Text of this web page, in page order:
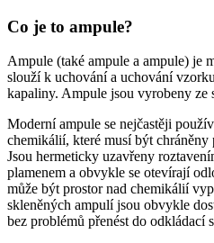
Co je to ampule?
Ampule (také ampule a ampule) je
slouží k uchování a uchování
kapaliny. Ampule jsou vyrobeny ze
Moderní ampule se nejčastěji
chemikálií, které musí být chráněny
Jsou hermeticky uzavřeny
plamenem a obvykle se otevírají
může být prostor nad chemikálií
skleněných ampulí jsou obvykle
bez problémů přenést do odkládací